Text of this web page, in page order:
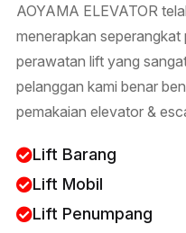
AOYAMA ELEVATOR
menerapkan seperangkat
perawatan lift yang
pelanggan kami benar
pemakaian elevator &
Lift Barang
Lift Mobil
Lift Penumpang